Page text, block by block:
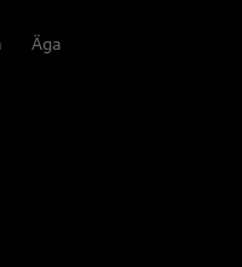
Äga